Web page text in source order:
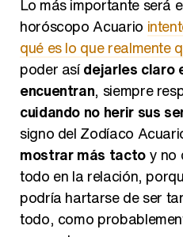
horóscopo Acuario
qué es lo que realmente
poder asídejarles claro
encuentran, siempre
cuidando no herir sus
signo del Zodíaco
mostrar más tactoy no
todo en la relación,
podría hartarse de ser
todo, como
momento.